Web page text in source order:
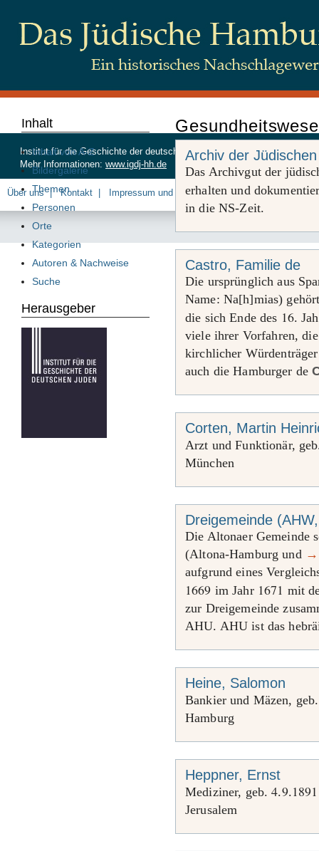
Archiv der
Das Archivgut der
erhalten und
in die NS-Zeit.
Castro, Familie de
Die ursprünglich aus
Name: Na[h]mias)
die sich Ende des 16.
viele ihrer Vorfahren,
kirchlicher Würdenträger
auch die Hamburger de
Corten, Martin
Arzt und Funktionär,
München
Dreigemeinde
Die Altonaer Gemeinde
(Altona-Hamburg und →
aufgrund eines
1669 im Jahr 1671 mit
zur Dreigemeinde
AHU. AHU ist das
Heine, Salomon
Bankier und Mäzen,
Hamburg
Heppner, Ernst
Mediziner, geb.4.9.1891
Jerusalem
Inhalt
Inhalt von A-Z
Bildergalerie
Themen
Personen
Orte
Kategorien
Autoren & Nachweise
Suche
Herausgeber
Institut für die Geschichte der deutschen Juden, Beim Schlump 83,
Mehr Informationen: www.igdj-hh.de
Über uns Kontakt Impressum und Datenschutz